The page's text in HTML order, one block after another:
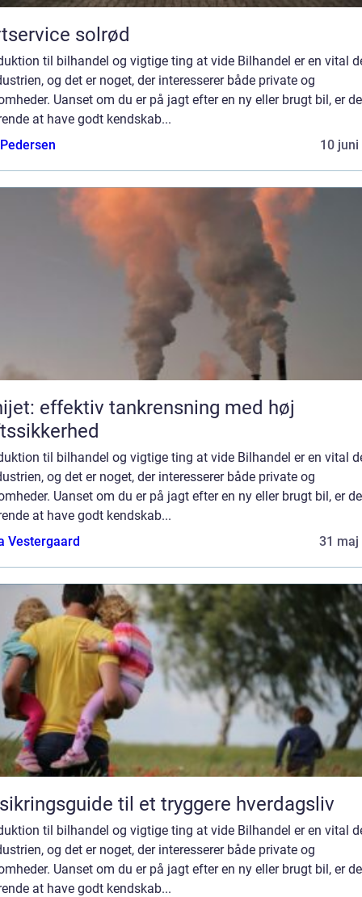
solrød
til bilhandel og vigtige ting at vide Bilhandel er en vital
og det er noget, der interesserer både private og
Uanset om du er på jagt efter en ny eller brugt bil, er
at have godt kendskab...
10 juni
effektiv tankrensning med høj
til bilhandel og vigtige ting at vide Bilhandel er en vital
og det er noget, der interesserer både private og
Uanset om du er på jagt efter en ny eller brugt bil, er
at have godt kendskab...
Vestergaard
31 maj
til et tryggere hverdagsliv
til bilhandel og vigtige ting at vide Bilhandel er en vital
og det er noget, der interesserer både private og
Uanset om du er på jagt efter en ny eller brugt bil, er
at have godt kendskab...